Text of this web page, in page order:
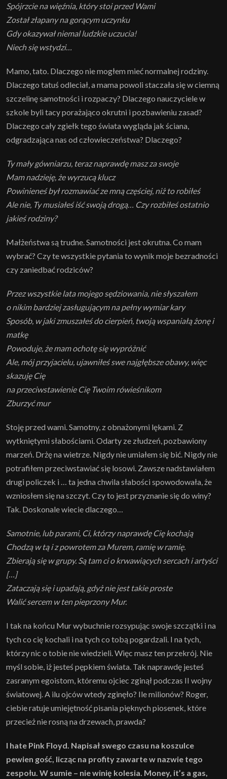
Spójrzcie na więźnia, który stoi przed Wami
Został złapany na gorącym uczynku
Gdy okazywał niemal ludzkie uczucia!
Niech się wstydzi…
Mamo, tato. Dlaczego nie mogłem mieć normalnej rodziny.
Dlaczego tatuś odleciał, a mama powoli staczała się w ciemną
szczelinę samotności i rozpaczy? Dlaczego nauczyciele w
szkole byli tacy porażająco okrutni i pozbawieniu zasad?
Dlaczego cały zgiełk tego świata wygląda jak ściana,
odgradzająca nas od człowieczeństwa? Dlaczego?
Ty mały gówniarzu, teraz naprawdę masz za swoje
Mam nadzieję, że wyrzucą klucz
Powinieneś był rozmawiać ze mną częściej, niż to robiłeś
Ale nie, Ty musiałeś iść swoją drogą… Czy rozbiłeś ostatnio
jakieś rodziny?
Małżeństwa są trudne. Samotności jest okrutna. Co mam
wybrać? Czy te wszystkie pytania to wynik moje bezradności
czy zaniedbać rodziców?
Przez wszystkie lata mojego sędziowania, nie słyszałem
o nikim bardziej zasługującym na pełny wymiar kary
Sposób, w jaki zmuszałeś do cierpień, twoją wspaniałą żonę i
matkę
Powoduje, że mam ochotę się wypróżnić
Ale, mój przyjacielu, ujawniłeś swe najgłębsze obawy, więc
skazuję Cię
na przeciwstawienie Cię Twoim rówieśnikom
Zburzyć mur
Stoję przed wami. Samotny, z obnażonymi lękami. Z
wytkniętymi słabościami. Odarty ze złudzeń, pozbawiony
marzeń. Drżę na wietrze. Nigdy nie umiałem się bić. Nigdy nie
potrafiłem przeciwstawiać się losowi. Zawsze nadstawiałem
drugi policzek i … ta jedna chwila słabości spowodowała, że
wzniosłem się na szczyt. Czy to jest przyznanie się do winy?
Tak. Doskonale wiecie dlaczego…
Samotnie, lub parami, Ci, którzy naprawdę Cię kochają
Chodzą w tą i z powrotem za Murem, ramię w ramię.
Zbierają się w grupy. Są tam ci o krwawiących sercach i artyści
[…]
Zataczają się i upadają, gdyż nie jest takie proste
Walić sercem w ten pieprzony Mur.
I tak na końcu Mur wybuchnie rozsypując swoje szczątki i na
tych co cię kochali i na tych co tobą pogardzali. I na tych,
którzy nic o tobie nie wiedzieli. Więc masz ten przekrój. Nie
myśl sobie, iż jesteś pępkiem świata. Tak naprawdę jesteś
zasranym egoistom, któremu ojciec zginął podczas II wojny
światowej. A ilu ojców wtedy zginęło? Ile milionów? Roger,
ciebie ratuje umiejętność pisania pięknych piosenek, które
przecież nie rosną na drzewach, prawda?
I hate Pink Floyd. Napisał swego czasu na koszulce
pewien gość, licząc na profity zawarte w nazwie tego
zespołu. W sumie – nie winię kolesia. Money, it’s a gas,